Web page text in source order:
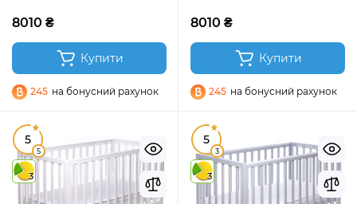
8010 ₴
Купити
245 на бонусний рахунок
8010 ₴
Купити
245 на бонусний рахунок
5
5
3
5
3
3